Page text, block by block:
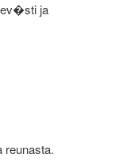
ja
reunasta.